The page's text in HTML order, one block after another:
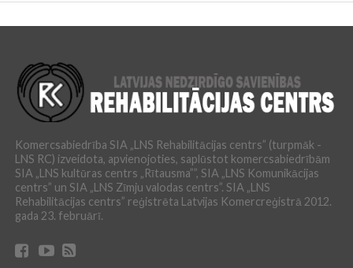
Komercsabiedrība SIA „LNS Rehabilitācijas centrs” (turpmāk -
LNS RC) izveidota, apvienojoties, saplūstot komercsabiedrībām
SIA „LNS kultūras centrs „Rītausma””, SIA „LNS Komunikācijas
centrs” un SIA „LNS Zīmju valodas centrs”. SIA „LNS
Rehabilitācijas centrs” reģistrēta Latvijas Komercreģistrā 2012.
gada 23. februārī.